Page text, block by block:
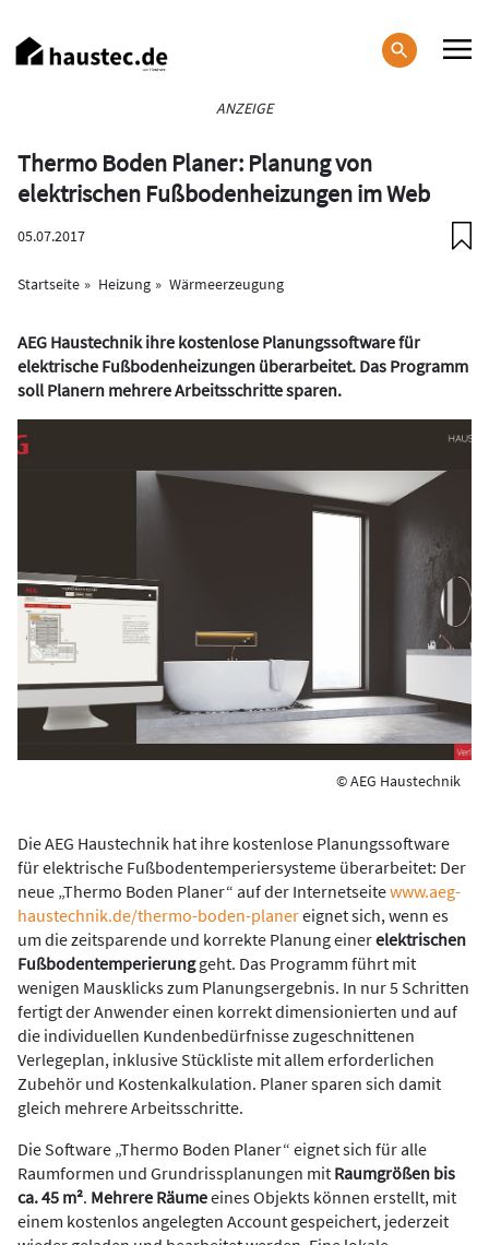
zum
Inhalt
ANZEIGE
Thermo Boden Planer: Planung von
elektrischen Fußbodenheizungen im Web
05.07.2017
Startseite Heizung Wärmeerzeugung
AEG Haustechnik ihre kostenlose Planungssoftware für
elektrische Fußbodenheizungen überarbeitet. Das Programm
soll Planern mehrere Arbeitsschritte sparen.
© AEG Haustechnik
Die AEG Haustechnik hat ihre kostenlose Planungssoftware
für elektrische Fußbodentemperiersysteme überarbeitet: Der
neue „Thermo Boden Planer“ auf der Internetseitewww.aeg-
haustechnik.de/thermo-boden-planereignet sich, wenn es
um die zeitsparende und korrekte Planung einerelektrischen
Fußbodentemperierunggeht. Das Programm führt mit
wenigen Mausklicks zum Planungsergebnis. In nur 5 Schritten
fertigt der Anwender einen korrekt dimensionierten und auf
die individuellen Kundenbedürfnisse zugeschnittenen
Verlegeplan, inklusive Stückliste mit allem erforderlichen
Zubehör und Kostenkalkulation. Planer sparen sich damit
gleich mehrere Arbeitsschritte.
Die Software „Thermo Boden Planer“ eignet sich für alle
Raumformen und Grundrissplanungen mit Raumgrößen bis
ca. 45 m². Mehrere Räumeeines Objekts können erstellt, mit
einem kostenlos angelegten Account gespeichert, jederzeit